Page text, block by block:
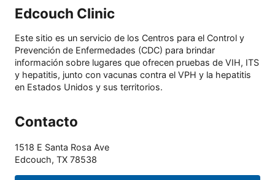
Edcouch Clinic
Este sitio es un servicio de los Centros para el Control y
Prevención de Enfermedades (CDC) para brindar
información sobre lugares que ofrecen pruebas de VIH, ITS
y hepatitis, junto con vacunas contra el VPH y la hepatitis
en Estados Unidos y sus territorios.
Contacto
1518 E Santa Rosa Ave
Edcouch, TX 78538